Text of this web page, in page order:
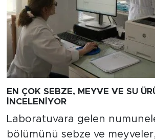
EN ÇOK SEBZE, MEYVE VE SU
İNCELENİYOR
Laboratuvara gelen
bölümünü sebze ve